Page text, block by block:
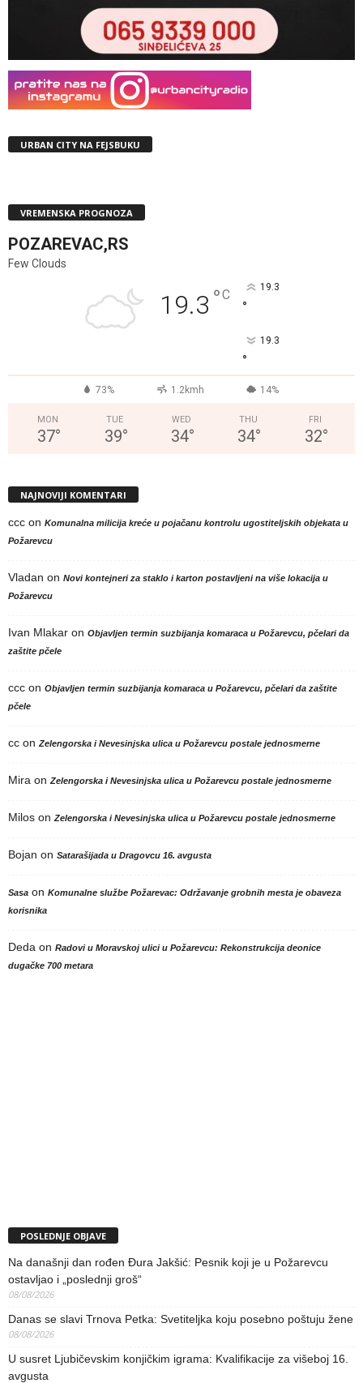
URBAN CITY NA FEJSBUKU
VREMENSKA PROGNOZA
POZAREVAC,RS
Few Clouds
19.3 °C 19.3
°
19.3
°
73% 1.2kmh 14%
MON
37°
TUE
39°
WED
34°
THU
34°
FRI
32°
NAJNOVIJI KOMENTARI
ccc on Komunalna milicija kreće u pojačanu kontrolu ugostiteljskih objekata u
Požarevcu
Vladan on Novi kontejneri za staklo i karton postavljeni na više lokacija u
Požarevcu
Ivan Mlakar on Objavljen termin suzbijanja komaraca u Požarevcu, pčelari da
zaštite pčele
ccc on Objavljen termin suzbijanja komaraca u Požarevcu, pčelari da zaštite
pčele
cc onZelengorska i Nevesinjska ulica u Požarevcu postale jednosmerne
Mira onZelengorska i Nevesinjska ulica u Požarevcu postale jednosmerne
Milos onZelengorska i Nevesinjska ulica u Požarevcu postale jednosmerne
Bojan on Satarašijada u Dragovcu 16. avgusta
Sasa on Komunalne službe Požarevac: Održavanje grobnih mesta je obaveza
korisnika
Deda on Radovi u Moravskoj ulici u Požarevcu: Rekonstrukcija deonice
dugačke 700 metara
POSLEDNJE OBJAVE
Na današnji dan rođen Đura Jakšić: Pesnik koji je u Požarevcu
ostavljao i „poslednji groš“
08/08/2026
Danas se slavi Trnova Petka: Svetiteljka koju posebno poštuju žene
08/08/2026
U susret Ljubičevskim konjičkim igrama: Kvalifikacije za višeboj 16.
avgusta